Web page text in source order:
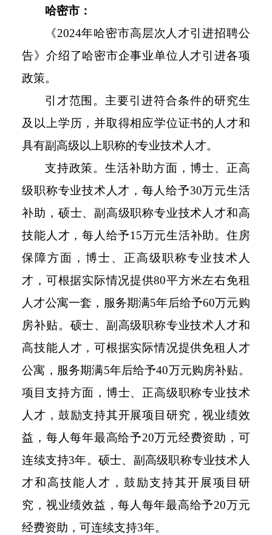
哈密市：
《2024年哈密市高层次人才引进招聘公
告》介绍了哈密市企事业单位人才引进各项
政策。
引才范围。主要引进符合条件的研究生
及以上学历，并取得相应学位证书的人才和
具有副高级以上职称的专业技术人才。
支持政策。生活补助方面，博士、正高
级职称专业技术人才，每人给予30万元生活
补助，硕士、副高级职称专业技术人才和高
技能人才，每人给予15万元生活补助。住房
保障方面，博士、正高级职称专业技术人
才，可根据实际情况提供80平方米左右免租
人才公寓一套，服务期满5年后给予60万元购
房补贴。硕士、副高级职称专业技术人才和
高技能人才，可根据实际情况提供免租人才
公寓，服务期满5年后给予40万元购房补贴。
项目支持方面，博士、正高级职称专业技术
人才，鼓励支持其开展项目研究，视业绩效
益，每人每年最高给予20万元经费资助，可
连续支持3年。硕士、副高级职称专业技术人
才和高技能人才，鼓励支持其开展项目研
究，视业绩效益，每人每年最高给予20万元
经费资助，可连续支持3年。